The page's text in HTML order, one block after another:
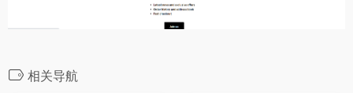
相关导航